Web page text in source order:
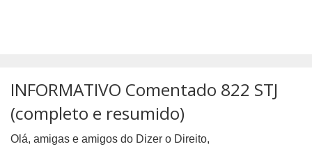
INFORMATIVO Comentado 822 STJ
(completo e resumido)
Olá, amigas e amigos do Dizer o Direito,